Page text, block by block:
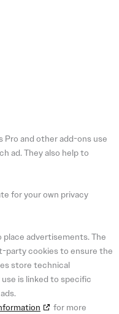
Pro and other add-ons use
ad. They also help to
for your own privacy
place advertisements. The
party cookies to ensure the
store technical
is linked to specific
for more